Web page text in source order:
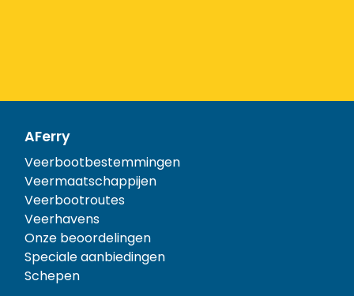
AFerry
Veerbootbestemmingen
Veermaatschappijen
Veerbootroutes
Veerhavens
Onze beoordelingen
Speciale aanbiedingen
Schepen